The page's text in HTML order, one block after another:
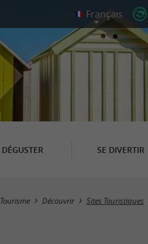
DÉGUSTER SE DIVERTIR
Tourisme Découvrir Sites Touristiques